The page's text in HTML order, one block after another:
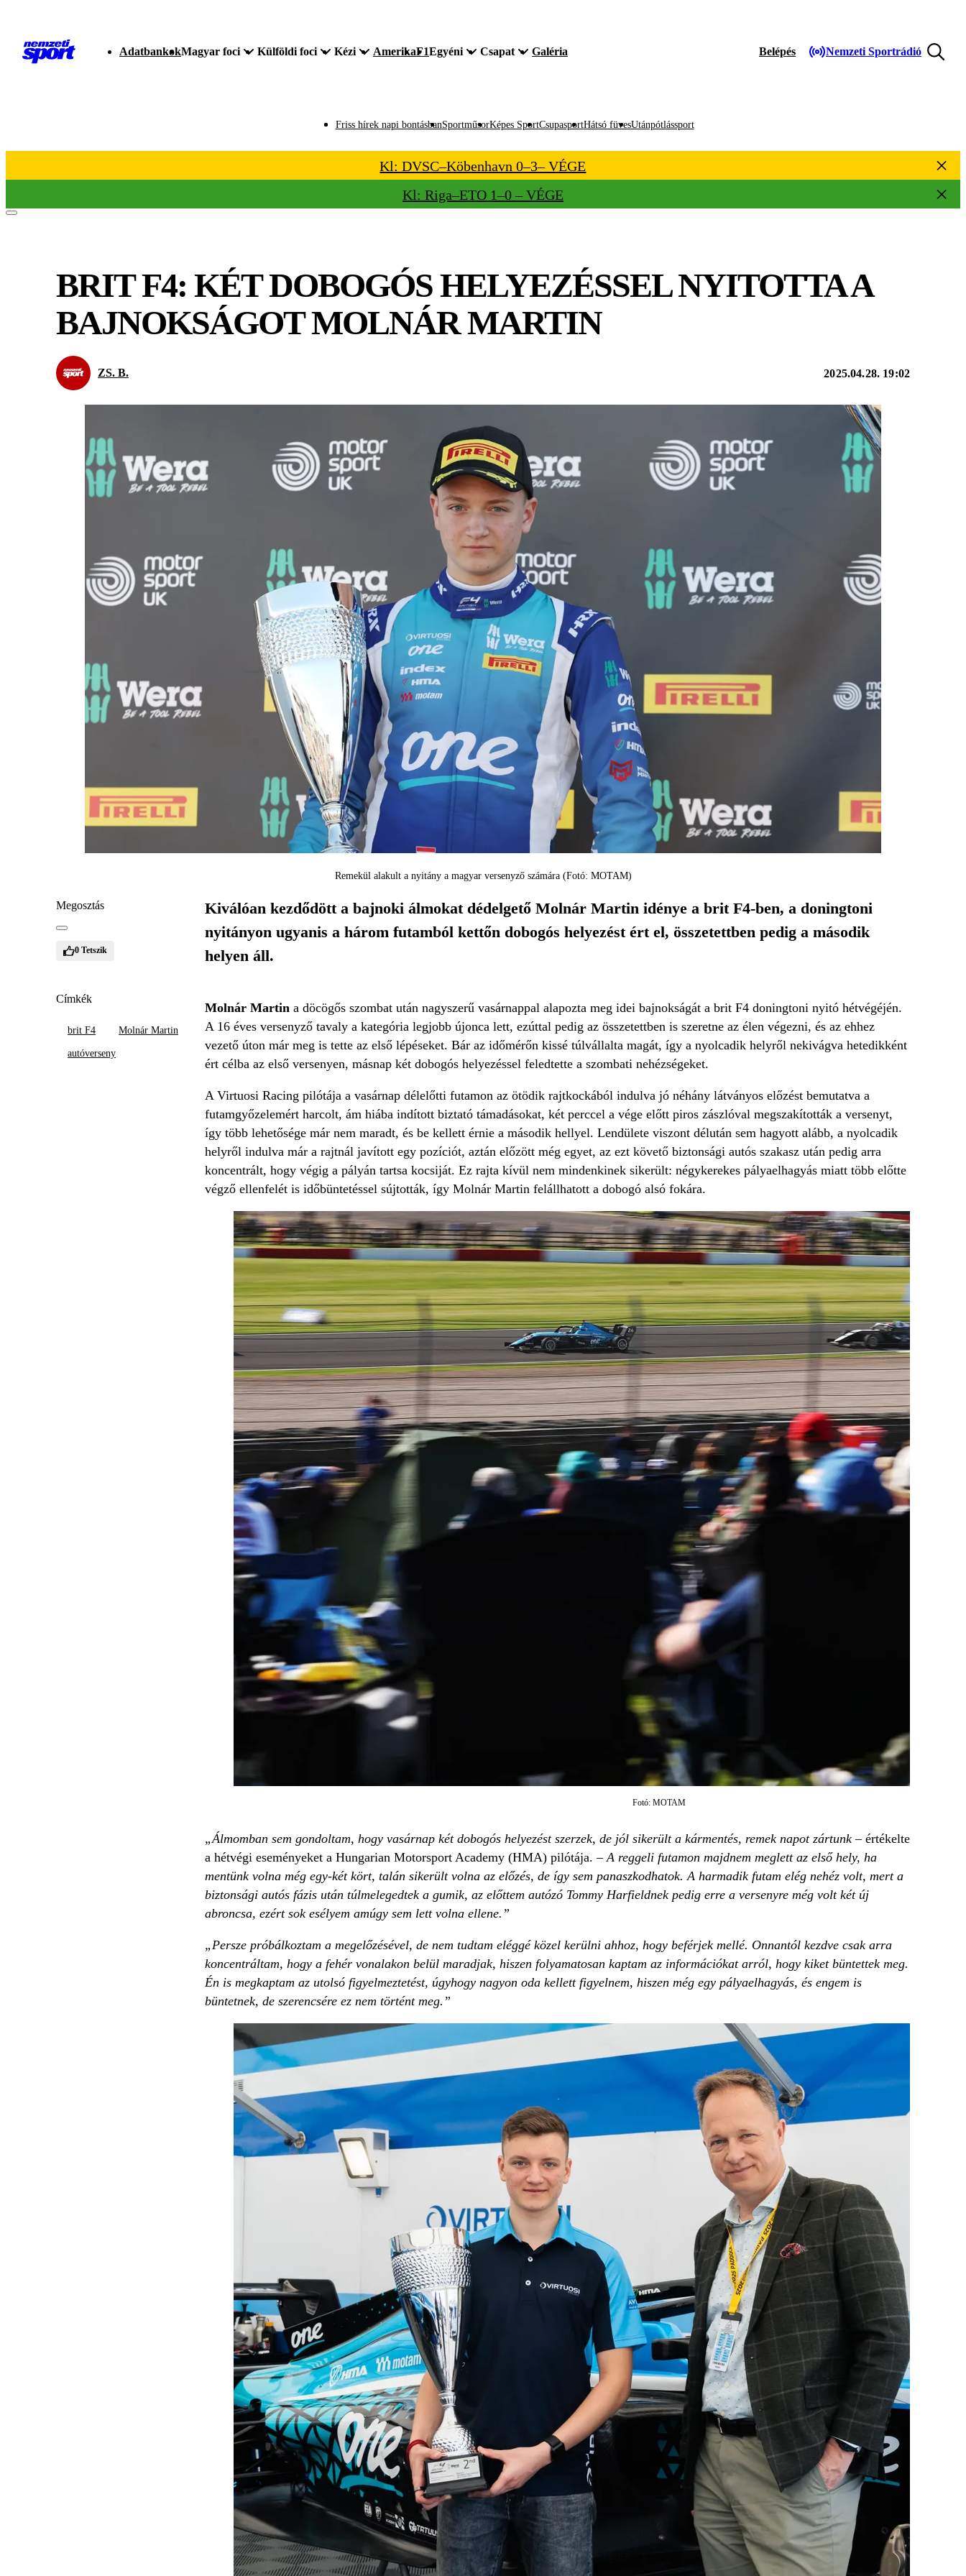
AdatbankokMagyar foci Külföldi foci Kézi AmerikaF1Egyéni Csapat Galéria Belépés Nemzeti Sportrádió
Friss hírek napi bontásbanSportműsorKépes SportCsupasportHátsó füvesUtánpótlássport
Kl: DVSC–Köbenhavn 0–3– VÉGE
Kl: Riga–ETO 1–0 – VÉGE
BRIT F4: KÉT DOBOGÓS HELYEZÉSSEL NYITOTTA A
BAJNOKSÁGOT MOLNÁR MARTIN
ZS. B. 2025.04.28. 19:02
Remekül alakult a nyitány a magyar versenyző számára (Fotó: MOTAM)
Megosztás
0 Tetszik
Címkék
brit F4 Molnár Martin
autóverseny
Kiválóan kezdődött a bajnoki álmokat dédelgető Molnár Martin idénye a brit F4-ben, a doningtoni
nyitányon ugyanis a három futamból kettőn dobogós helyezést ért el, összetettben pedig a második
helyen áll.
Molnár Martin a döcögős szombat után nagyszerű vasárnappal alapozta meg idei bajnokságát a brit F4 doningtoni nyitó hétvégéjén.
A 16 éves versenyző tavaly a kategória legjobb újonca lett, ezúttal pedig az összetettben is szeretne az élen végezni, és az ehhez
vezető úton már meg is tette az első lépéseket. Bár az időmérőn kissé túlvállalta magát, így a nyolcadik helyről nekivágva hetedikként
ért célba az első versenyen, másnap két dobogós helyezéssel feledtette a szombati nehézségeket.
A Virtuosi Racing pilótája a vasárnap délelőtti futamon az ötödik rajtkockából indulva jó néhány látványos előzést bemutatva a
futamgyőzelemért harcolt, ám hiába indított biztató támadásokat, két perccel a vége előtt piros zászlóval megszakították a versenyt,
így több lehetősége már nem maradt, és be kellett érnie a második hellyel. Lendülete viszont délután sem hagyott alább, a nyolcadik
helyről indulva már a rajtnál javított egy pozíciót, aztán előzött még egyet, az ezt követő biztonsági autós szakasz után pedig arra
koncentrált, hogy végig a pályán tartsa kocsiját. Ez rajta kívül nem mindenkinek sikerült: négykerekes pályaelhagyás miatt több előtte
végző ellenfelét is időbüntetéssel sújtották, így Molnár Martin felállhatott a dobogó alsó fokára.
Fotó: MOTAM
„Álmomban sem gondoltam, hogy vasárnap két dobogós helyezést szerzek, de jól sikerült a kármentés, remek napot zártunk– értékelte
a hétvégi eseményeket a Hungarian Motorsport Academy (HMA) pilótája. – A reggeli futamon majdnem meglett az első hely, ha
mentünk volna még egy-két kört, talán sikerült volna az előzés, de így sem panaszkodhatok. A harmadik futam elég nehéz volt, mert a
biztonsági autós fázis után túlmelegedtek a gumik, az előttem autózó Tommy Harfieldnek pedig erre a versenyre még volt két új
abroncsa, ezért sok esélyem amúgy sem lett volna ellene.”
„Persze próbálkoztam a megelőzésével, de nem tudtam eléggé közel kerülni ahhoz, hogy beférjek mellé. Onnantól kezdve csak arra
koncentráltam, hogy a fehér vonalakon belül maradjak, hiszen folyamatosan kaptam az információkat arról, hogy kiket büntettek meg.
Én is megkaptam az utolsó figyelmeztetést, úgyhogy nagyon oda kellett figyelnem, hiszen még egy pályaelhagyás, és engem is
büntetnek, de szerencsére ez nem történt meg.”